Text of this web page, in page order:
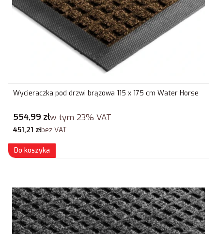
Wycieraczka pod drzwi brązowa 115 x 175 cm Water Horse
Cena brutto
554,99 złw tym 23% VAT
Cena netto
451,21 złbez VAT
Do koszyka